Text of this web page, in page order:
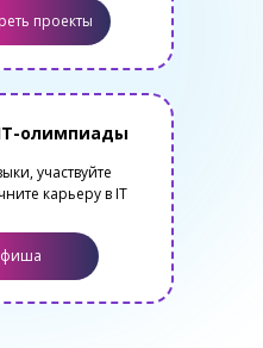
проекты
участвуйте
карьеру в IT
олимпиады